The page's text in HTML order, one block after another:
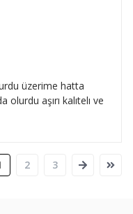
üzerime hatta
olurdu aşırı kalıtelı ve
2 3